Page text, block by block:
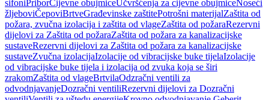
sifoniPriborCijevne obujmiceUčvršćenja za cijevne obujmiceNoseći
žljeboviČepoviBrtveGrađevinske zaštitePotrošni materijalZaštita od
požara, zvučna izolacija i zaštita od vlageZaštita od požaraRezervni
dijelovi za Zaštita od požaraZaštita od požara za kanalizacijske
sustaveRezervni dijelovi za Zaštita od požara za kanalizacijske
sustaveZvučna izolacijaIzolacije od vibracijske buke tijelaIzolacije
od vibracijske buke tijela i izolacija od zvuka koja se širi
zrakomZaštita od vlageBrtvilaOdzračni ventili za
odvodnjavanjeDozračni ventiliRezervni dijelovi za Dozračni